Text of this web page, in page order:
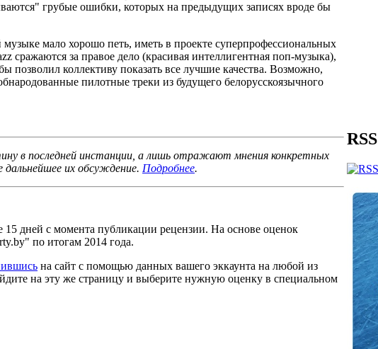
грубые ошибки, которых на предыдущих записях вроде бы
музыке мало хорошо петь, иметь в проекте суперпрофессиональных
сражаются за правое дело (красивая интеллигентная поп-музыка),
позволил коллективу показать все лучшие качества. Возможно,
пилотные треки из будущего белорусскоязычного
в последней инстанции, а лишь отражают мнения конкретных
их обсуждение. Подробнее.
дней с момента публикации рецензии. На основе оценок
по итогам 2014 года.
на сайт с помощью данных вашего эккаунта на любой из
на эту же страницу и выберите нужную оценку в специальном
RSS